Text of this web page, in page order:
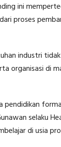
ini
proses
industri
organisasi di
selaku
di usia